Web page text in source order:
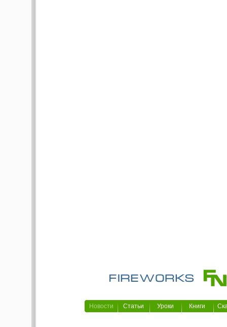
Новости Статьи Уроки Книги